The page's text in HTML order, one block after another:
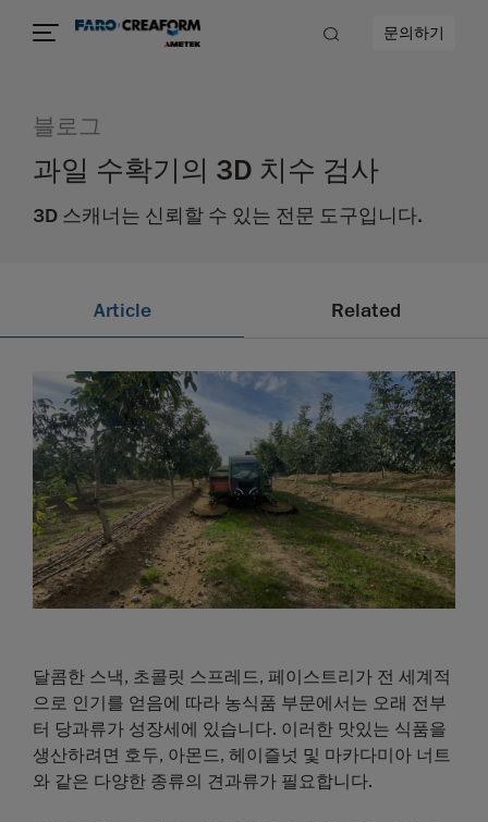
문의하기
블로그
과일 수확기의 3D 치수 검사
3D 스캐너는 신뢰할 수 있는 전문 도구입니다.
Article Related
달콤한 스낵, 초콜릿 스프레드, 페이스트리가 전 세계적
으로 인기를 얻음에 따라 농식품 부문에서는 오래 전부
터 당과류가 성장세에 있습니다. 이러한 맛있는 식품을
생산하려면 호두, 아몬드, 헤이즐넛 및 마카다미아 너트
와 같은 다양한 종류의 견과류가 필요합니다.